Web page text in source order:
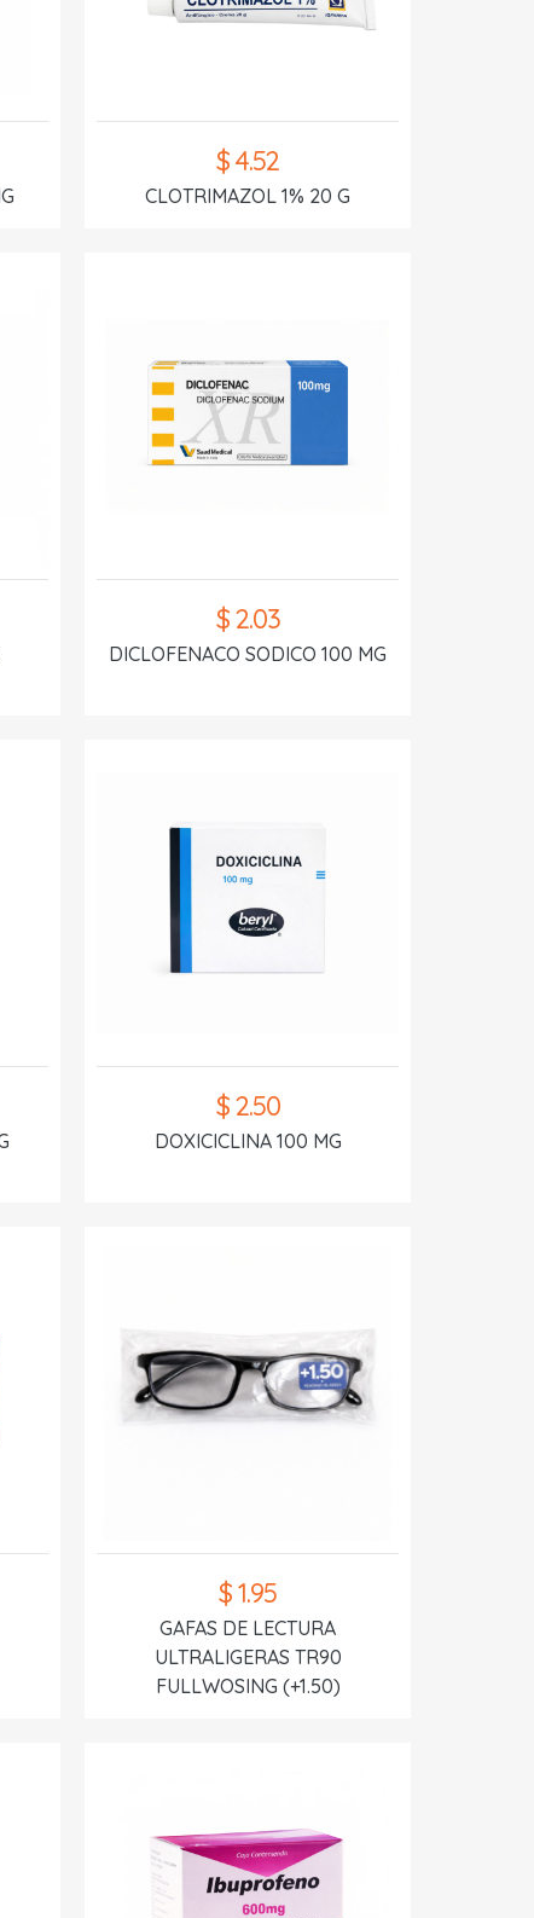
$ 4.52
CLOTRIMAZOL 1% 20 G
$ 2.03
DICLOFENACO SODICO 100 MG
$ 2.50
DOXICICLINA 100 MG
$ 1.95
GAFAS DE LECTURA
ULTRALIGERAS TR90
FULLWOSING (+1.50)